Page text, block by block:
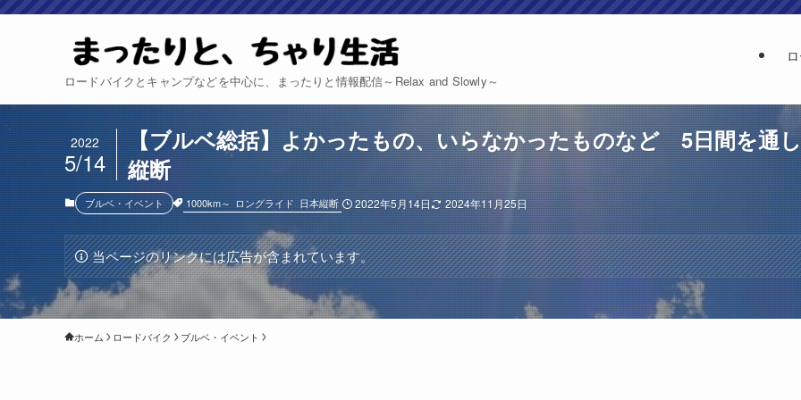
ロードバイクとキャンプなどを中心に、まったりと情報配信～Relax and Slowly～
【ブルベ総括】よかったもの、いらなかったものなど 5日間を通
縦断
2022
5/14
ブルベ・イベント 1000km～ ロングライド 日本縦断 2022年5月14日 2024年11月25日
当ページのリンクには広告が含まれています。
ホーム ロードバイク ブルベ・イベント